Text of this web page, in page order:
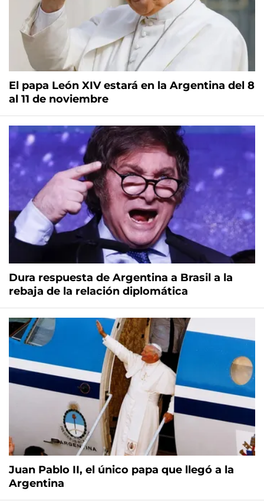
El papa León XIV estará en la Argentina del 8
al 11 de noviembre
Dura respuesta de Argentina a Brasil a la
rebaja de la relación diplomática
Juan Pablo II, el único papa que llegó a la
Argentina